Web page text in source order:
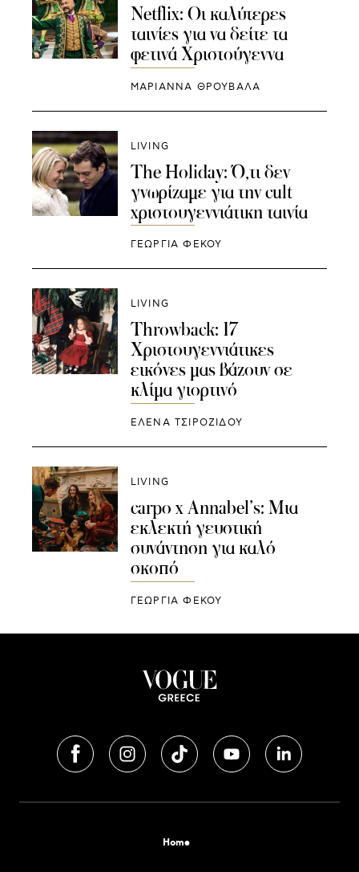
Netflix: Οι καλύτερες
ταινίες για να δείτε τα
φετινά Χριστούγεννα
ΜΑΡΙΑΝΝΑ ΘΡΟΥΒΑΛΑ
LIVING
The Holiday: Ό,τι δεν
γνωρίζαμε για την cult
χριστουγεννιάτικη ταινία
ΓΕΩΡΓΙΑ ΦΕΚΟΥ
LIVING
Throwback: 17
Χριστουγεννιάτικες
εικόνες μας βάζουν σε
κλίμα γιορτινό
ΈΛΕΝΑ ΤΣΙΡΟΖΊΔΟΥ
LIVING
carpo x Annabel’s: Μια
εκλεκτή γευστική
συνάντηση για καλό
σκοπό
ΓΕΩΡΓΙΑ ΦΕΚΟΥ
Home